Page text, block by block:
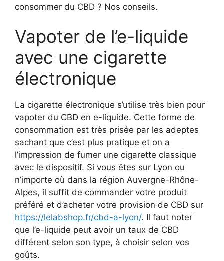
consommer du CBD ? Nos conseils.
Vapoter de l’e-liquide
avec une cigarette
électronique
La cigarette électronique s’utilise très bien pour
vapoter du CBD en e-liquide. Cette forme de
consommation est très prisée par les adeptes
sachant que c’est plus pratique et on a
l’impression de fumer une cigarette classique
avec le dispositif. Si vous êtes sur Lyon ou
n’importe où dans la région Auvergne-Rhône-
Alpes, il suffit de commander votre produit
préféré et d’acheter votre provision de CBD sur
https://lelabshop.fr/cbd-a-lyon/. Il faut noter
que l’e-liquide peut avoir un taux de CBD
différent selon son type, à choisir selon vos
goûts.